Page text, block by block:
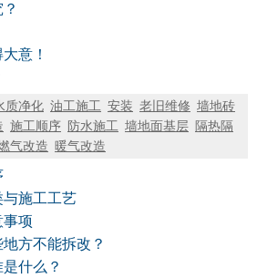
意！
质净化 油工施工 安装 老旧维修 墙地砖
施工顺序 防水施工 墙地面基层 隔热隔
气改造 暖气改造
施工工艺
项
方不能拆改？
什么？